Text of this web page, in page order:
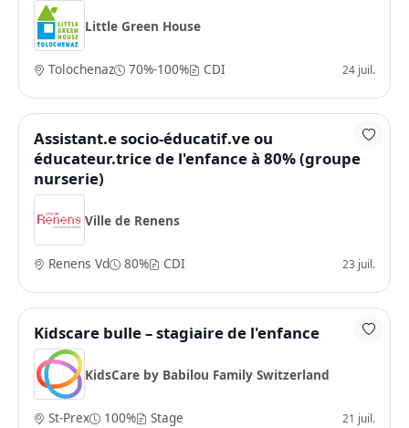
Little Green House
Tolochenaz 70%-100% CDI 24 juil.
Assistant.e socio-éducatif.ve ou
éducateur.trice de l'enfance à 80% (groupe
nurserie)
Ville de Renens
Renens Vd 80% CDI 23 juil.
Kidscare bulle – stagiaire de l'enfance
KidsCare by Babilou Family Switzerland
St-Prex 100% Stage 21 juil.